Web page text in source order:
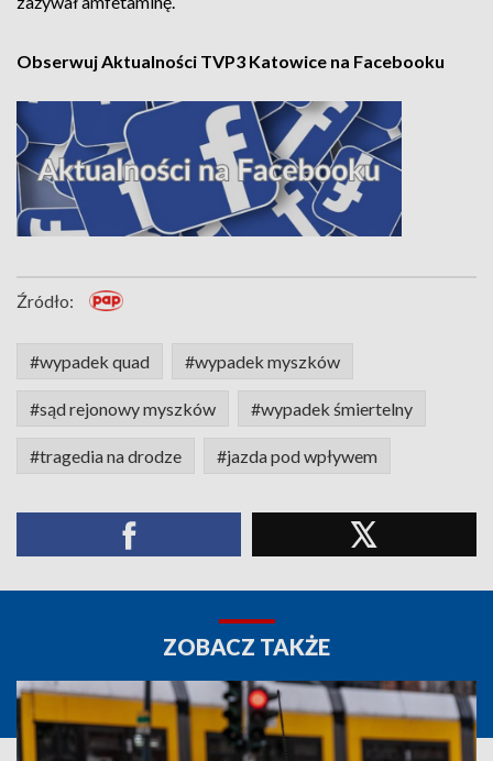
Obserwuj Aktualności TVP3 Katowice na Facebooku
Źródło:
#wypadek quad #wypadek myszków
#sąd rejonowy myszków #wypadek śmiertelny
#tragedia na drodze #jazda pod wpływem
ZOBACZ TAKŻE